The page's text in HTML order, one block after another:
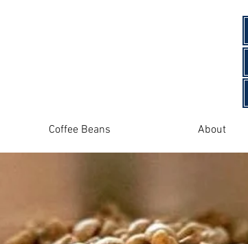
Coffee Beans About